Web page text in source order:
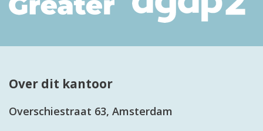
Over dit kantoor
Overschiestraat 63, Amsterdam